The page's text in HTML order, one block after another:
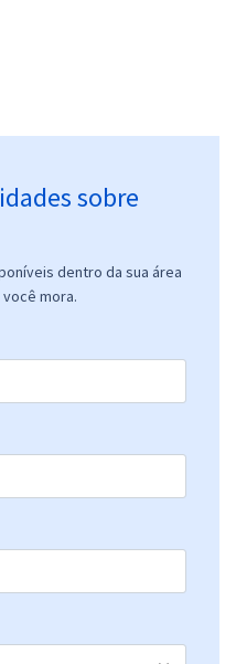
sobre
dentro da sua área
mora.